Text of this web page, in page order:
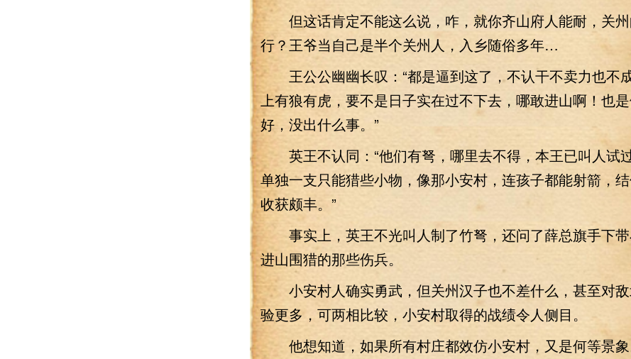
但这话肯定不能这么说，咋，就你齐山府人能耐，关州
行？王爷当自己是半个关州人，入乡随俗多年…
王公公幽幽长叹：“都是逼到这了，不认干不卖力也不
上有狼有虎，要不是日子实在过不下去，哪敢进山啊！也
好，没出什么事。”
英王不认同：“他们有弩，哪里去不得，本王已叫人试
单独一支只能猎些小物，像那小安村，连孩子都能射箭，结
收获颇丰。”
事实上，英王不光叫人制了竹弩，还问了薛总旗手下带
进山围猎的那些伤兵。
小安村人确实勇武，但关州汉子也不差什么，甚至对敌
验更多，可两相比较，小安村取得的战绩令人侧目。
他想知道，如果所有村庄都效仿小安村，又是何等景象